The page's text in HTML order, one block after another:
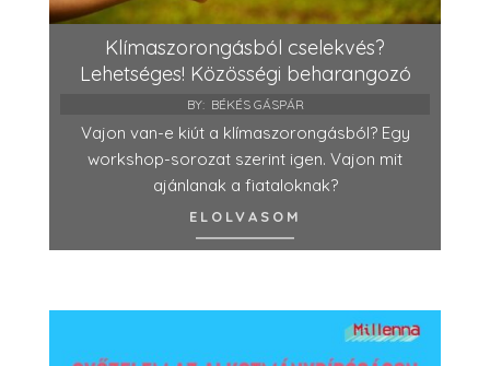
Klímaszorongásból cselekvés?
Lehetséges! Közösségi beharangozó
BY: BÉKÉS GÁSPÁR
Vajon van-e kiút a klímaszorongásból? Egy
workshop-sorozat szerint igen. Vajon mit
ajánlanak a fiataloknak?
ELOLVASOM